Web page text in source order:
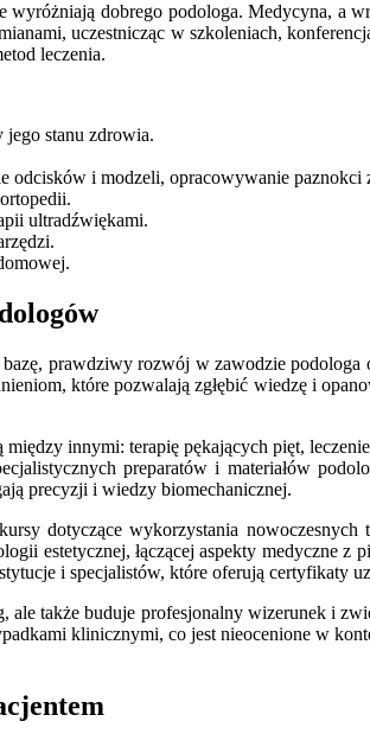
dobrego podologa. Medycyna, a
uczestnicząc w szkoleniach,
leczenia.
jego stanu zdrowia.
odcisków i modzeli, opracowywanie paznokci
ultradźwiękami.
prawdziwy rozwój w zawodzie
które pozwalają zgłębić wiedzę i
innymi: terapię pękających pięt,
preparatów i materiałów
precyzji i wiedzy biomechanicznej.
dotyczące wykorzystania
estetycznej, łączącej aspekty medyczne
i specjalistów, które oferują certyfikaty
także buduje profesjonalny wizerunek i
klinicznymi, co jest nieocenione w